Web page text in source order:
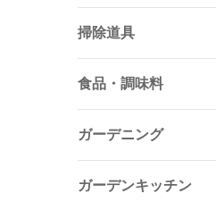
掃除道具
食品・調味料
ガーデニング
ガーデンキッチン